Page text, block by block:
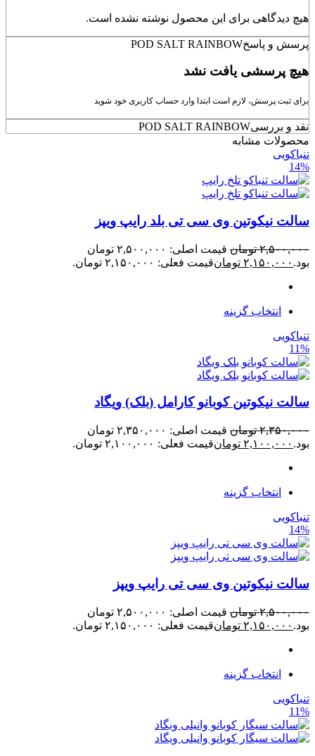
هیچ دیدگاهی برای این محصول نوشته نشده است.
پرسش و پاسخPOD SALT RAINBOW
هیچ پرسشی یافت نشد
برای ثبت پرسش، لازم است ابتدا وارد حساب کاربری خود شوید
نقد و بررسیPOD SALT RAINBOW
محصولات مشابه
تنباکویی
14%
سالت نیکوتین وی سی تی بلد رایپ ویپز
۲,۵۰۰,۰۰۰ تومان
قیمت اصلی: ۲,۵۰۰,۰۰۰ تومان
بود. ۲,۱۵۰,۰۰۰ تومانقیمت فعلی: ۲,۱۵۰,۰۰۰ تومان.
انتخاب گزینه
تنباکویی
11%
سالت نیکوتین کوبانو کارامل (بلک) ویگاد
۲,۳۵۰,۰۰۰ تومان
قیمت اصلی: ۲,۳۵۰,۰۰۰ تومان
بود. ۲,۱۰۰,۰۰۰ تومانقیمت فعلی: ۲,۱۰۰,۰۰۰ تومان.
انتخاب گزینه
تنباکویی
14%
سالت نیکوتین وی سی تی رایپ ویپز
۲,۵۰۰,۰۰۰ تومان
قیمت اصلی: ۲,۵۰۰,۰۰۰ تومان
بود. ۲,۱۵۰,۰۰۰ تومانقیمت فعلی: ۲,۱۵۰,۰۰۰ تومان.
انتخاب گزینه
تنباکویی
11%